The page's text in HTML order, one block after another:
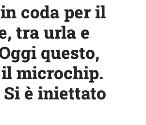
coda per il
tra urla e
questo,
microchip.
è iniettato